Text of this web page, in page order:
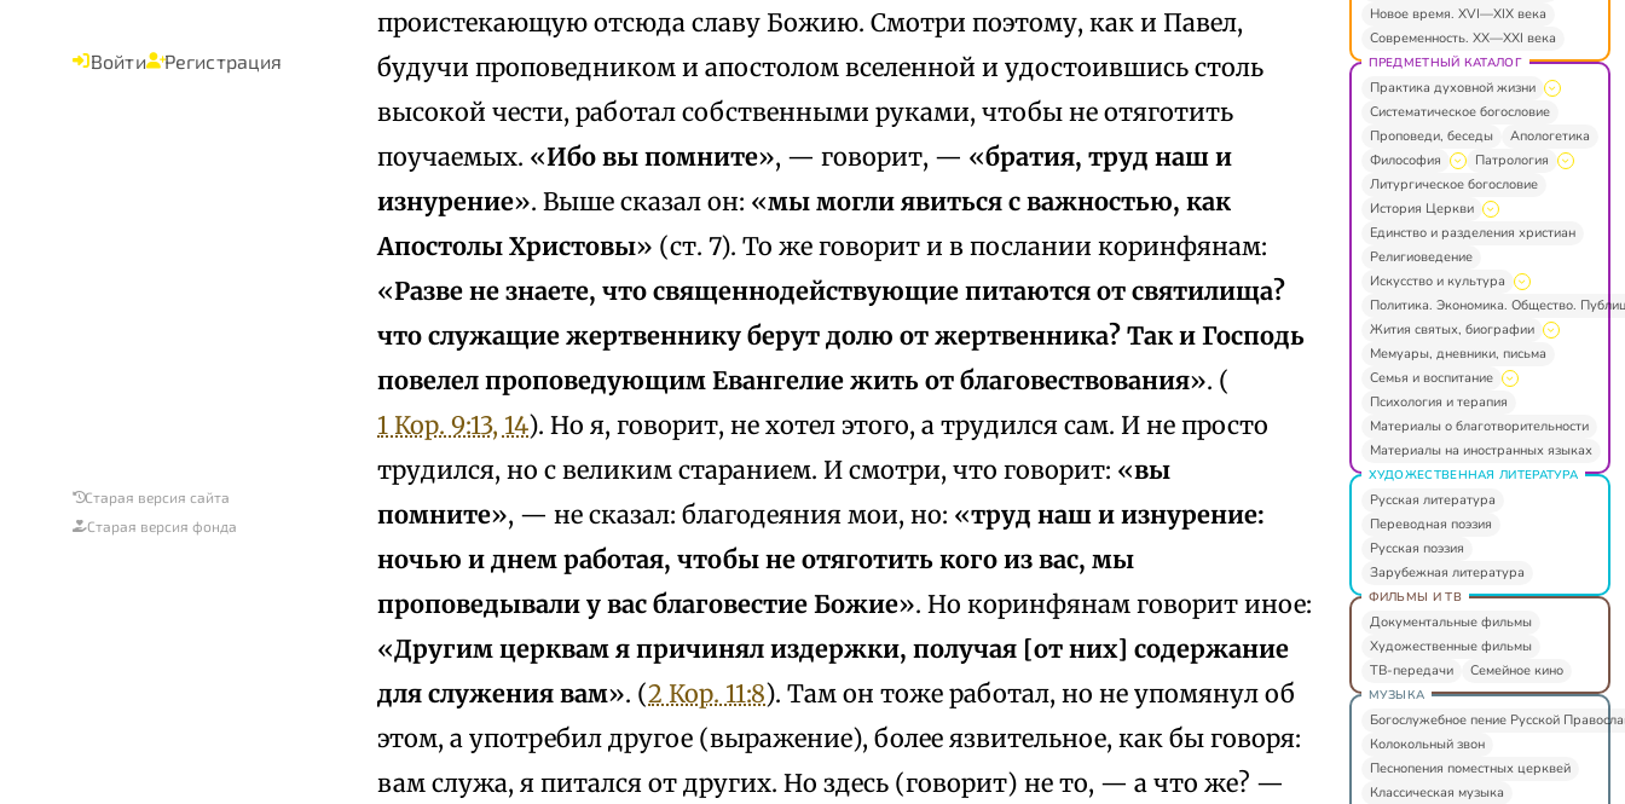
Войти Регистрация
Старая версия сайта
Старая версия фонда
проистекающую отсюда славу Божию. Смотри поэтому, как и Павел,
будучи проповедником и апостолом вселенной и удостоившись столь
высокой чести, работал собственными руками, чтобы не отяготить
поучаемых. «Ибо вы помните», — говорит, — «братия, труд наш и
изнурение». Выше сказал он: «мы могли явиться с важностью, как
Апостолы Христовы» (ст. 7). То же говорит и в послании коринфянам:
«Разве не знаете, что священнодействующие питаются от святилища?
что служащие жертвеннику берут долю от жертвенника? Так и Господь
повелел проповедующим Евангелие жить от благовествования». (
1 Кор. 9:13, 14). Но я, говорит, не хотел этого, а трудился сам. И не просто
трудился, но с великим старанием. И смотри, что говорит: «вы
помните», — не сказал: благодеяния мои, но: «труд наш и изнурение:
ночью и днем работая, чтобы не отяготить кого из вас, мы
проповедывали у вас благовестие Божие». Но коринфянам говорит иное:
«Другим церквам я причинял издержки, получая [от них] содержание
для служения вам». (2 Кор. 11:8). Там он тоже работал, но не упомянул об
этом, а употребил другое (выражение), более язвительное, как бы говоря:
вам служа, я питался от других. Но здесь (говорит) не то, — а что же? —
Новое время. XVI—XIX века
Современность. XX—XXI века
ПРЕДМЕТНЫЙ КАТАЛОГ
Практика духовной жизни
Систематическое богословие
Проповеди, беседы
Апологетика
Философия
Патрология
Литургическое богословие
История Церкви
Единство и разделения христиан
Религиоведение
Искусство и культура
Политика. Экономика. Общество.
Жития святых, биографии
Мемуары, дневники, письма
Семья и воспитание
Психология и терапия
Материалы о благотворительности
Материалы на иностранных языках
ХУДОЖЕСТВЕННАЯ ЛИТЕРАТУРА
Русская литература
Переводная поэзия
Русская поэзия
Зарубежная литература
ФИЛЬМЫ И ТВ
Документальные фильмы
Художественные фильмы
ТВ-передачи
Семейное кино
МУЗЫКА
Богослужебное пение Русской
Колокольный звон
Песнопения поместных церквей
Классическая музыка